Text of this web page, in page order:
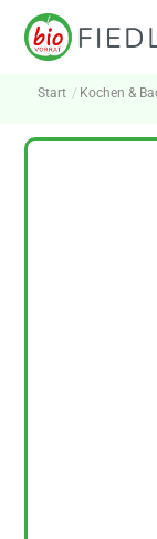
Skip
Start Kochen &